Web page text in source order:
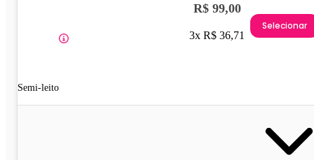
Semi-leito
R$ 99,00
3x R$ 36,71
Selecionar